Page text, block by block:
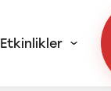
Etkinlikler